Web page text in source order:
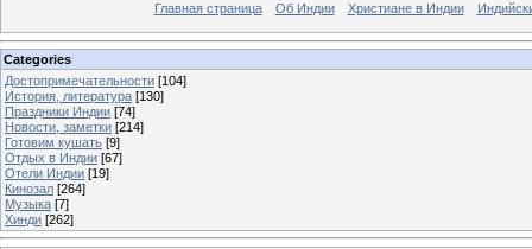
Главная страница Об Индии Христиане в Индии
Categories
Достопримечательности [104]
История, литература [130]
Праздники Индии [74]
Новости, заметки [214]
Готовим кушать [9]
Отдых в Индии [67]
Отели Индии [19]
Кинозал [264]
Музыка [7]
Хинди [262]